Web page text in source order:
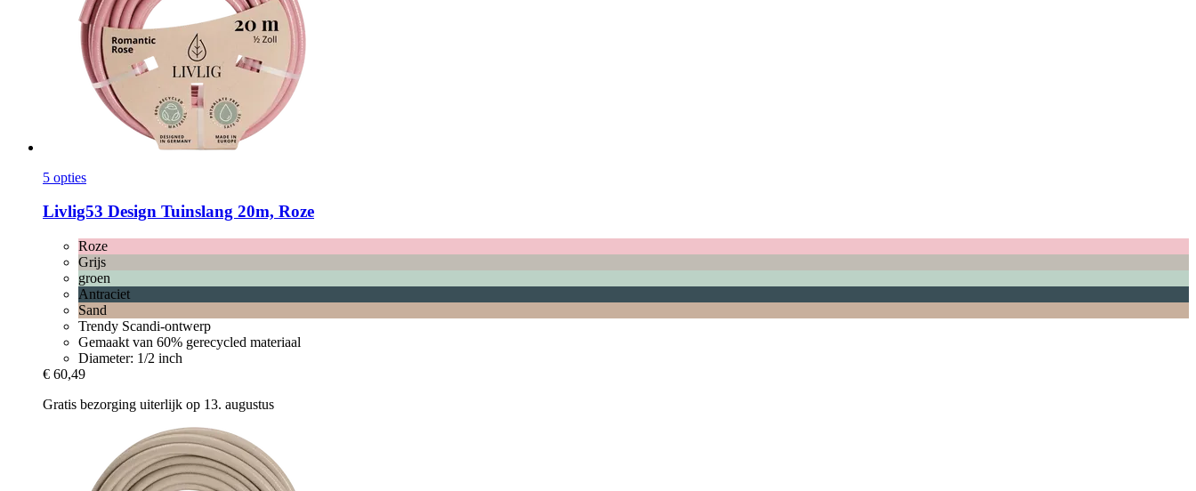
5 opties
Livlig53 Design Tuinslang 20m, Roze
Roze
Grijs
groen
Antraciet
Sand
Trendy Scandi-ontwerp
Gemaakt van 60% gerecycled materiaal
Diameter: 1/2 inch
€ 60,49
Gratis bezorging uiterlijk op 13. augustus